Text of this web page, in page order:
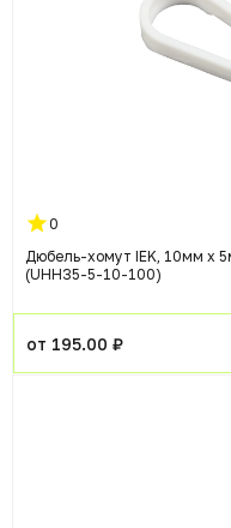
0
Дюбель-хомут IEK, 10мм x
(UHH35-5-10-100)
от 195.00 ₽